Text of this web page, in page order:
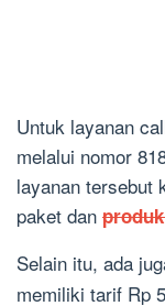
Untuk layanan
melalui nomor
layanan tersebut
paket dan
Selain itu, ada
memiliki tarif Rp